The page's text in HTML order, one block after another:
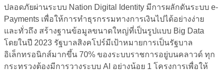
ปลอดภัยผ่านระบบ Nation Digital Identity มีการผลักดันระบบ e-
Payments เพื่อให้การทำธุรกรรมทางการเงินไปได้อย่างง่าย
และทั่วถึง สร้างฐานข้อมูลขนาดใหญ่ที่เป็นรูปแบบ Big Data
โดยในปี 2023 รัฐบาลสิงคโปร์มีเป้าหมายการเป็นรัฐบาล
อิเล็กทรอนิกส์มากขึ้น 70% ของระบบราชการอยู่บนคลาวด์ ทุก
กระทรวงต้องมีการวางระบบ AI อย่างน้อย 1 โครงการเพื่อให้